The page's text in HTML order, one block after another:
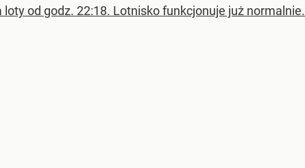
loty od godz. 22:18. Lotnisko funkcjonuje już normalnie.